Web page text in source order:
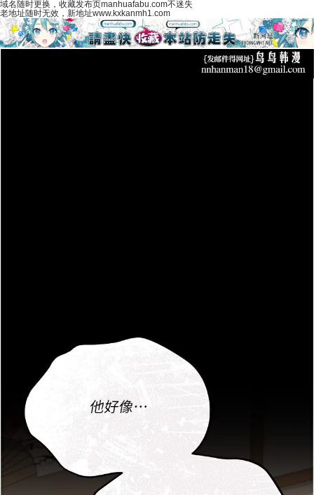
域名随时更换，收藏发布页manhuafabu.com不迷失
老地址随时无效，新地址www.kxkanmh1.com